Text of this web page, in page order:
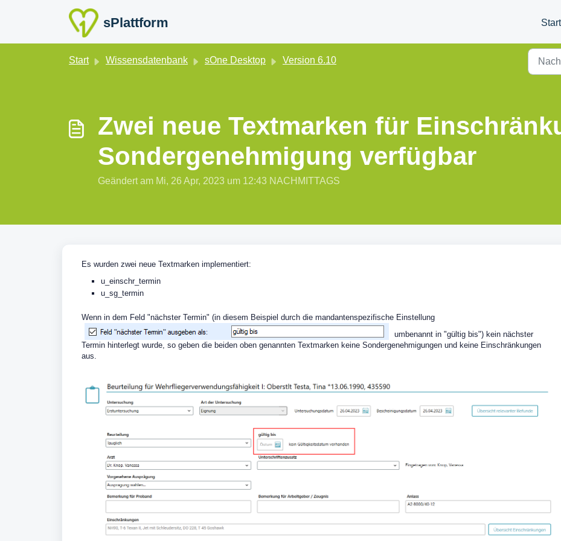
sPlattform Start
Start Wissensdatenbank sOne Desktop Version 6.10
Zwei neue Textmarken für
Sondergenehmigung verfügbar
Geändert am Mi, 26 Apr, 2023 um 12:43 NACHMITTAGS
Es wurden zwei neue Textmarken implementiert:
u_einschr_termin
u_sg_termin
Wenn in dem Feld "nächster Termin" (in diesem Beispiel durch die mandantenspezifische Einstellung
umbenannt in "gültig bis") kein nächster
Termin hinterlegt wurde, so geben die beiden oben genannten Textmarken keine Sondergenehmigungen und keine Einschränkungen
aus.